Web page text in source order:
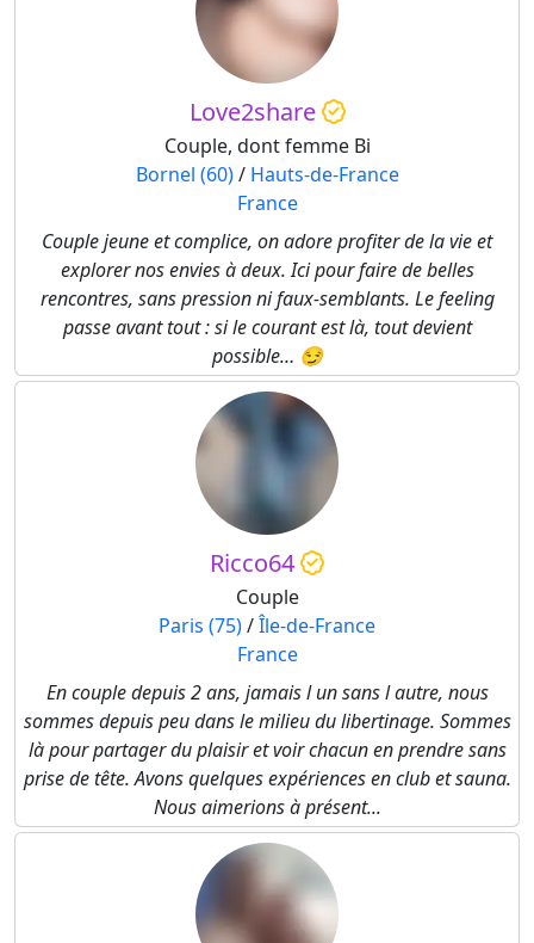
Love2share
Couple, dont femme Bi
Bornel (60)/ Hauts-de-France
France
Couple jeune et complice, on adore profiter de la vie et
explorer nos envies à deux. Ici pour faire de belles
rencontres, sans pression ni faux-semblants. Le feeling
passe avant tout : si le courant est là, tout devient
possible… 😏
Ricco64
Couple
Paris (75)/Île-de-France
France
En couple depuis 2 ans, jamais l un sans l autre, nous
sommes depuis peu dans le milieu du libertinage. Sommes
là pour partager du plaisir et voir chacun en prendre sans
prise de tête. Avons quelques expériences en club et sauna.
Nous aimerions à présent...